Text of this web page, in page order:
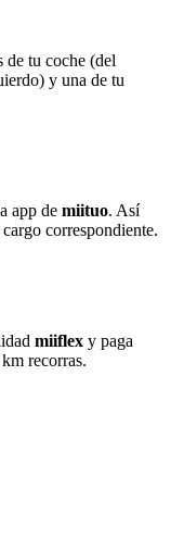
de tu coche (del
y una de tu
app de miituo. Así
correspondiente.
miiflex y paga
recorras.